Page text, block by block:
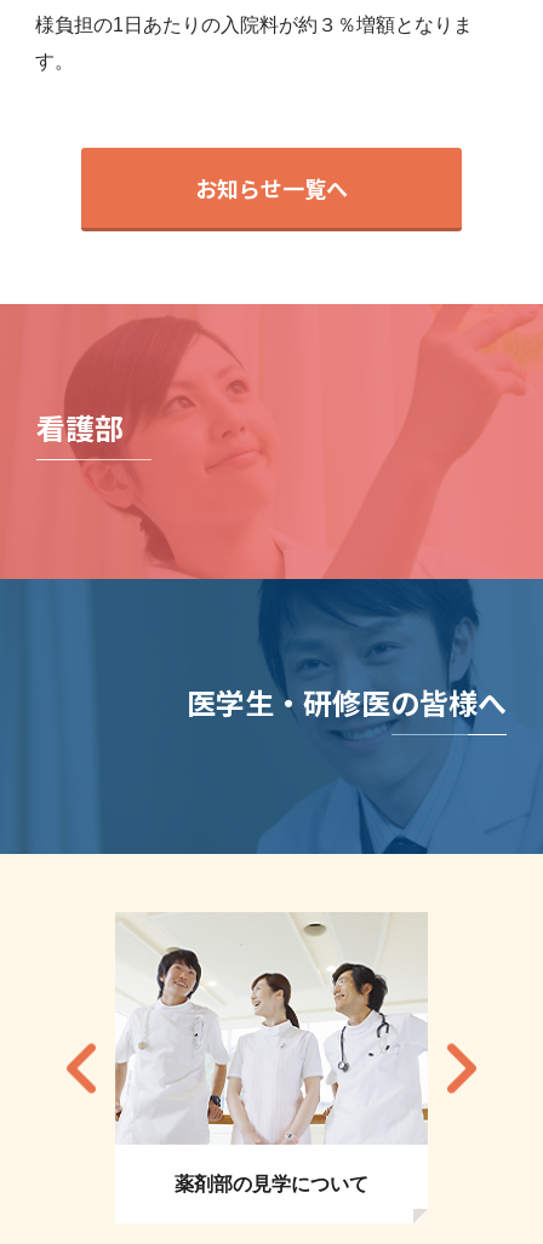
様負担の1日あたりの入院料が約３％増額となりま
す。
お知らせ一覧へ
看護部
医学生・研修医の皆様へ
薬剤部の見学について